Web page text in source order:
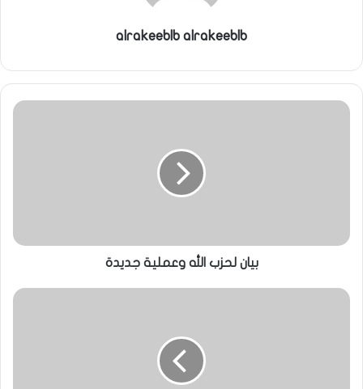
alrakeeblb alrakeeblb
بيان لحزب الله وعملية جديدة